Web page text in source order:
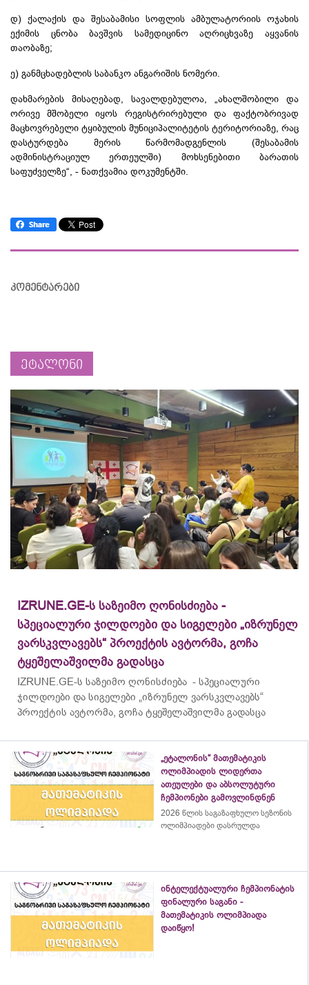
დ) ქალაქის და შესაბამისი სოფლის ამბულატორიის ოჯახის
ექიმის ცნობა ბავშვის სამედიცინო აღრიცხვაზე აყვანის
თაობაზე;
ე) განმცხადებლის საბანკო ანგარიშის ნომერი.
დახმარების მისაღებად, სავალდებულოა, „ახალშობილი და
ორივე მშობელი იყოს რეგისტრირებული და ფაქტობრივად
მაცხოვრებელი ტყიბულის მუნიციპალიტეტის ტერიტორიაზე, რაც
დასტურდება მერის წარმომადგენლის (შესაბამის
ადმინისტრაციულ ერთეულში) მოხსენებითი ბარათის
საფუძველზე“, - ნათქვამია დოკუმენტში.
კომენტარები
ეტალონი
IZRUNE.GE-ს საზეიმო ღონისძიება -
სპეციალური ჯილდოები და სიგელები „იზრუნელ
ვარსკვლავებს“ პროექტის ავტორმა, გოჩა
ტყეშელაშვილმა გადასცა
IZRUNE.GE-ს საზეიმო ღონისძიება - სპეციალური
ჯილდოები და სიგელები „იზრუნელ ვარსკვლავებს“
პროექტის ავტორმა, გოჩა ტყეშელაშვილმა გადასცა
„ეტალონის“ მათემატიკის
ოლიმპიადის ლიდერთა
ათეულები და აბსოლუტური
ჩემპიონები გამოვლინდნენ
2026 წლის საგაზაფხულო სეზონის
ოლიმპიადები დასრულდა
ინტელექტუალური ჩემპიონატის
ფინალური საგანი -
მათემატიკის ოლიმპიადა
დაიწყო!